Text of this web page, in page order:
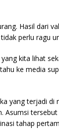
Hasil dari
perlu ragu
kita lihat
ke media
yang terjadi
Asumsi
tahap